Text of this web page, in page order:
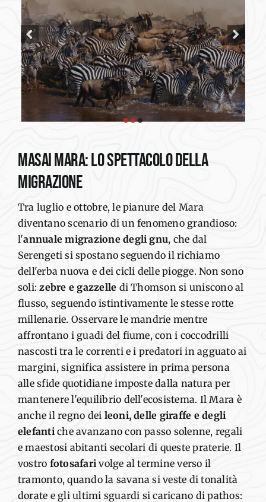
Masai Mara:lo spettacolo della
migrazione
Tra luglio e ottobre, le pianure del Mara
diventano scenario di un fenomeno grandioso:
l'annuale migrazione degli gnu, che dal
Serengeti si spostano seguendo il richiamo
dell'erba nuova e dei cicli delle piogge. Non sono
soli:zebre e gazzelle di Thomson si uniscono al
flusso, seguendo istintivamente le stesse rotte
millenarie. Osservare le mandrie mentre
affrontano i guadi del fiume, con i coccodrilli
nascosti tra le correnti e i predatori in agguato ai
margini, significa assistere in prima persona
alle sfide quotidiane imposte dalla natura per
mantenere l'equilibrio dell'ecosistema. Il Mara è
anche il regno dei leoni, delle giraffe e degli
elefanti cheavanzanocon passo solenne, regali
e maestosi abitanti secolari di queste praterie. Il
vostro fotosafari volge al termine verso il
tramonto, quando la savana si veste di tonalità
dorate e gli ultimi sguardi si caricano dipathos: